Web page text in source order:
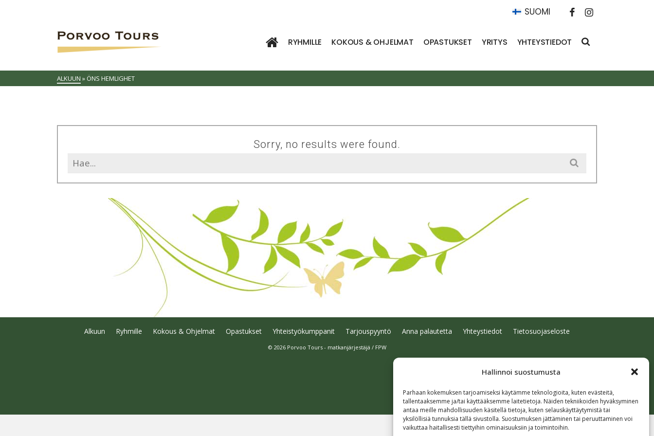
Hallinnoi suostumusta
Parhaan kokemuksen tarjoamiseksi käytämme teknologioita, kuten evästeitä,
tallentaaksemme ja/tai käyttääksemme laitetietoja. Näiden tekniikoiden hyväksyminen
antaa meille mahdollisuuden käsitellä tietoja, kuten selauskäyttäytymistä tai
yksilöllisiä tunnuksia tällä sivustolla. Suostumuksen jättäminen tai peruuttaminen voi
vaikuttaa haitallisesti tiettyihin ominaisuuksiin ja toimintoihin.
SUOMI
RYHMILLE KOKOUS & OHJELMAT OPASTUKSET YRITYS YHTEYSTIEDOT
ALKUUN » ÖNS HEMLIGHET
Sorry, no results were found.
Search
for:
Alkuun Ryhmille Kokous & Ohjelmat Opastukset Yhteistyökumppanit Tarjouspyyntö Anna palautetta Yhteystiedot Tietosuojaseloste
© 2026 Porvoo Tours - matkanjärjestäjä / FPW